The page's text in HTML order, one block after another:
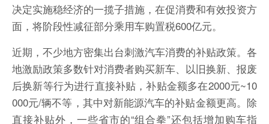
决定实施稳经济的一揽子措施，在促消费和有效投资方
面，将阶段性减征部分乘用车购置税600亿元。
近期，不少地方密集出台刺激汽车消费的补贴政策。各
地激励政策多数针对消费者购买新车、以旧换新、报废
后换新等行为进行直接补贴，补贴金额多在2000元~10
000元/辆不等，其中对新能源汽车的补贴金额更高。除
直接补贴外，一些省市的“组合拳”还包括增加购车指